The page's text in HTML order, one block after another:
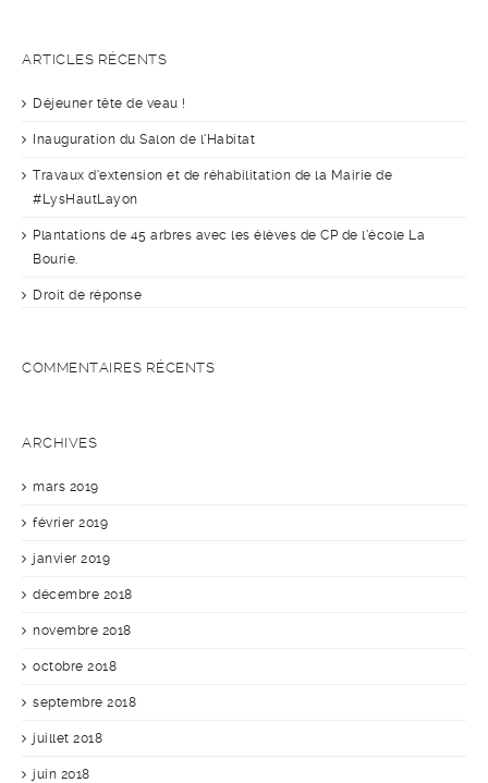
ARTICLES RÉCENTS
Déjeuner tête de veau !
Inauguration du Salon de l’Habitat
Travaux d’extension et de réhabilitation de la Mairie de
#LysHautLayon
Plantations de 45 arbres avec les élèves de CP de l’école La
Bourie.
Droit de réponse
COMMENTAIRES RÉCENTS
ARCHIVES
mars 2019
février 2019
janvier 2019
décembre 2018
novembre 2018
octobre 2018
septembre 2018
juillet 2018
juin 2018